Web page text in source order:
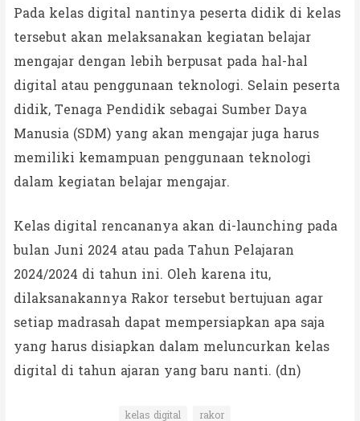
Pada kelas digital nantinya peserta didik di kelas
tersebut akan melaksanakan kegiatan belajar
mengajar dengan lebih berpusat pada hal-hal
digital atau penggunaan teknologi. Selain peserta
didik, Tenaga Pendidik sebagai Sumber Daya
Manusia (SDM) yang akan mengajar juga harus
memiliki kemampuan penggunaan teknologi
dalam kegiatan belajar mengajar.
Kelas digital rencananya akan di-launching pada
bulan Juni 2024 atau pada Tahun Pelajaran
2024/2024 di tahun ini. Oleh karena itu,
dilaksanakannya Rakor tersebut bertujuan agar
setiap madrasah dapat mempersiapkan apa saja
yang harus disiapkan dalam meluncurkan kelas
digital di tahun ajaran yang baru nanti. (dn)
kelas digital rakor